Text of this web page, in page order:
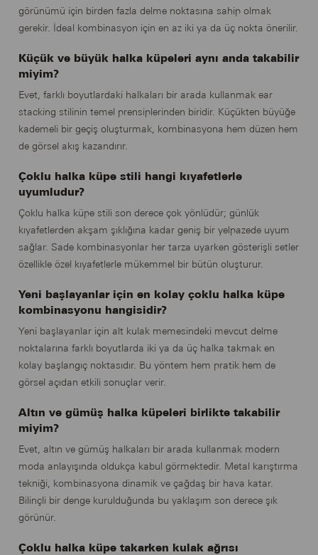
görünümü için birden fazla delme noktasına sahip olmak
gerekir. İdeal kombinasyon için en az iki ya da üç nokta önerilir.
Küçük ve büyük halka küpeleri aynı anda takabilir
miyim?
Evet, farklı boyutlardaki halkaları bir arada kullanmak ear
stacking stilinin temel prensiplerinden biridir. Küçükten büyüğe
kademeli bir geçiş oluşturmak, kombinasyona hem düzen hem
de görsel akış kazandırır.
Çoklu halka küpe stili hangi kıyafetlerle
uyumludur?
Çoklu halka küpe stili son derece çok yönlüdür; günlük
kıyafetlerden akşam şıklığına kadar geniş bir yelpazede uyum
sağlar. Sade kombinasyonlar her tarza uyarken gösterişli setler
özellikle özel kıyafetlerle mükemmel bir bütün oluşturur.
Yeni başlayanlar için en kolay çoklu halka küpe
kombinasyonu hangisidir?
Yeni başlayanlar için alt kulak memesindeki mevcut delme
noktalarına farklı boyutlarda iki ya da üç halka takmak en
kolay başlangıç noktasıdır. Bu yöntem hem pratik hem de
görsel açıdan etkili sonuçlar verir.
Altın ve gümüş halka küpeleri birlikte takabilir
miyim?
Evet, altın ve gümüş halkaları bir arada kullanmak modern
moda anlayışında oldukça kabul görmektedir. Metal karıştırma
tekniği, kombinasyona dinamik ve çağdaş bir hava katar.
Bilinçli bir denge kurulduğunda bu yaklaşım son derece şık
görünür.
Çoklu halka küpe takarken kulak ağrısı